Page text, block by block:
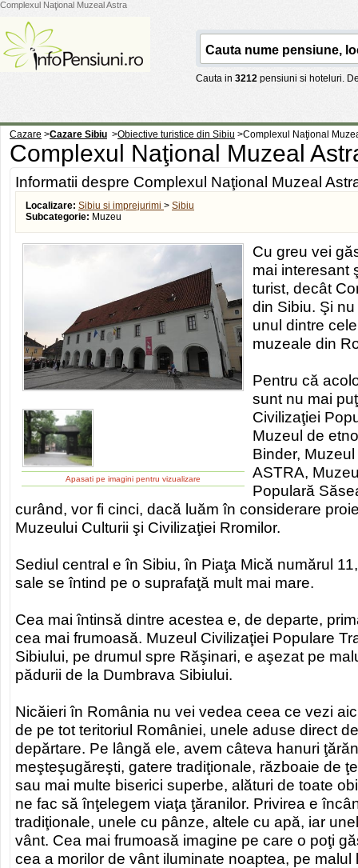
Complexul Naţional Muzeal Astra
Cauta in 3212 pensiuni si hoteluri.
Cazare >Cazare Sibiu >Obiective turistice din Sibiu >Complexul Naţional
Complexul Naţional Muzeal
Informatii despre Complexul Naţional Muzeal
Localizare: Sibiu si imprejurimi > Sibiu
Subcategorie: Muzeu
Apasati pe imagini pentru vizualizare
Cu greu vei
mai interesant
turist, decât
din Sibiu. Şi
unul dintre
muzeale din
Pentru că
sunt nu mai
Civilizaţiei
Muzeul de
Binder,
ASTRA,
Populară
curând, vor fi cinci, dacă luăm în considerare
Muzeului Culturii şi Civilizaţiei Rromilor.
Sediul central e în Sibiu, în Piaţa Mică numărul
sale se întind pe o suprafaţă mult mai mare.
Cea mai întinsă dintre acestea e, de departe,
cea mai frumoasă. Muzeul Civilizaţiei Populare
Sibiului, pe drumul spre Răşinari, e aşezat pe
pădurii de la Dumbrava Sibiului.
Nicăieri în România nu vei vedea ceea ce vezi
de pe tot teritoriul României, unele aduse direct
depărtare. Pe lângă ele, avem câteva hanuri
meşteşugăreşti, gatere tradiţionale, războaie de
sau mai multe biserici superbe, alături de toate
ne fac să înţelegem viaţa ţăranilor. Privirea e
tradiţionale, unele cu pânze, altele cu apă, iar
vânt. Cea mai frumoasă imagine pe care o poţi
cea a morilor de vânt iluminate noaptea, pe malul